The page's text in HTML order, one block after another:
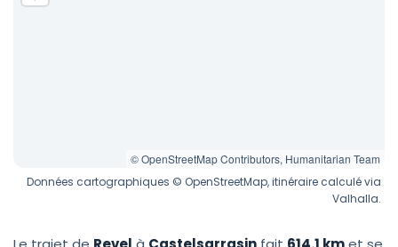
© OpenStreetMap Contributors, Humanitarian Team
Données cartographiques © OpenStreetMap, itinéraire calculé via
Valhalla.